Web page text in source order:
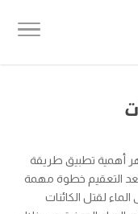
أهمية تطبيق طريقة
يعد التعقيم خطوة مهمة
لقتل الكائنات